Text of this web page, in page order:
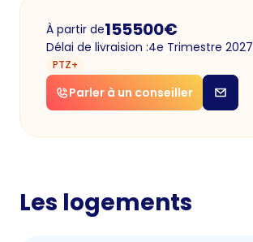
À partir de155500€
Délai de livraision :4e Trimestre 2027
PTZ+
Parler à un conseiller
Les logements